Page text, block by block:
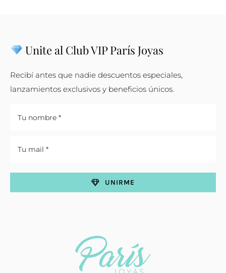
Unite al Club VIP París Joyas
Recibí antes que nadie descuentos especiales,
lanzamientos exclusivos y beneficios únicos.
UNIRME